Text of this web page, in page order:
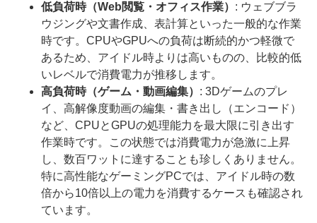
低負荷時（Web閲覧・オフィス作業） : ウェブブラ
ウジングや文書作成、表計算といった一般的な作業
時です。CPUやGPUへの負荷は断続的かつ軽微で
あるため、アイドル時よりは高いものの、比較的低
いレベルで消費電力が推移します。
高負荷時（ゲーム・動画編集） : 3Dゲームのプレ
イ、高解像度動画の編集・書き出し（エンコード）
など、CPUとGPUの処理能力を最大限に引き出す
作業時です。この状態では消費電力が急激に上昇
し、数百ワットに達することも珍しくありません。
特に高性能なゲーミングPCでは、アイドル時の数
倍から10倍以上の電力を消費するケースも確認され
ています。